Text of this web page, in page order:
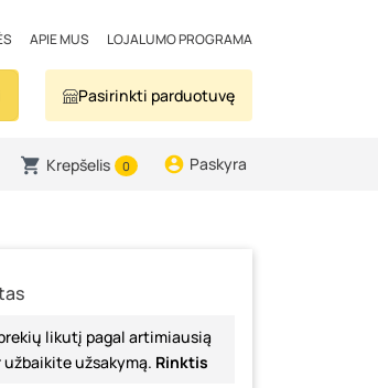
APIE MUS LOJALUMO PROGRAMA
Pasirinkti parduotuvę
Krepšelis 0 Paskyra
likutį pagal artimiausią
užsakymą. Rinktis